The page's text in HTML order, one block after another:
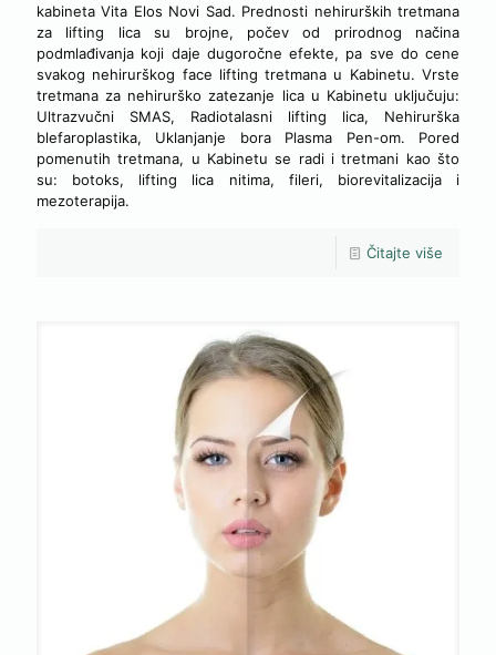
kabineta Vita Elos Novi Sad. Prednosti nehirurških tretmana
za lifting lica su brojne, počev od prirodnog načina
podmlađivanja koji daje dugoročne efekte, pa sve do cene
svakog nehirurškog face lifting tretmana u Kabinetu. Vrste
tretmana za nehirurško zatezanje lica u Kabinetu uključuju:
Ultrazvučni SMAS, Radiotalasni lifting lica, Nehirurška
blefaroplastika, Uklanjanje bora Plasma Pen-om. Pored
pomenutih tretmana, u Kabinetu se radi i tretmani kao što
su: botoks, lifting lica nitima, fileri, biorevitalizacija i
mezoterapija.
Čitajte više